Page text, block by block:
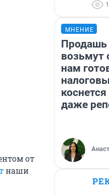
от
наши
МНЕНИЕ
Продашь
возьмут
нам
даже